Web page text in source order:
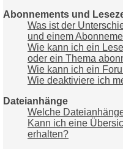
Abonnements und
Was ist der
und einem
Wie kann ich ein
oder ein Thema
Wie kann ich ein
Wie deaktiviere ich
Dateianhänge
Welche
Kann ich eine
erhalten?